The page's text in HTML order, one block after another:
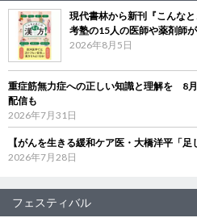
現代書林から新刊『こんな
考塾の15人の医師や薬剤師
2026年8月5日
重症筋無力症への正しい知識と理解を 8
配信も
2026年7月31日
【がんを生きる緩和ケア医・大橋洋平「
2026年7月28日
フェスティバル